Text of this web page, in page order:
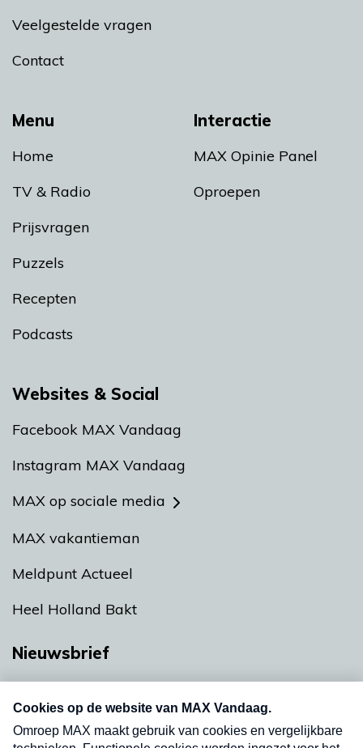
Menu
Home
TV & Radio
Prijsvragen
Puzzels
Recepten
Podcasts
Interactie
MAX Opinie Panel
Oproepen
Veelgestelde vragen
Contact
Websites & Social
Facebook MAX Vandaag
Instagram MAX Vandaag
MAX op sociale media
MAX vakantieman
Meldpunt Actueel
Heel Holland Bakt
Nieuwsbrief
nieuwsbrief. Elke vrijdag- en dinsdagochtend in
uw mailbox.